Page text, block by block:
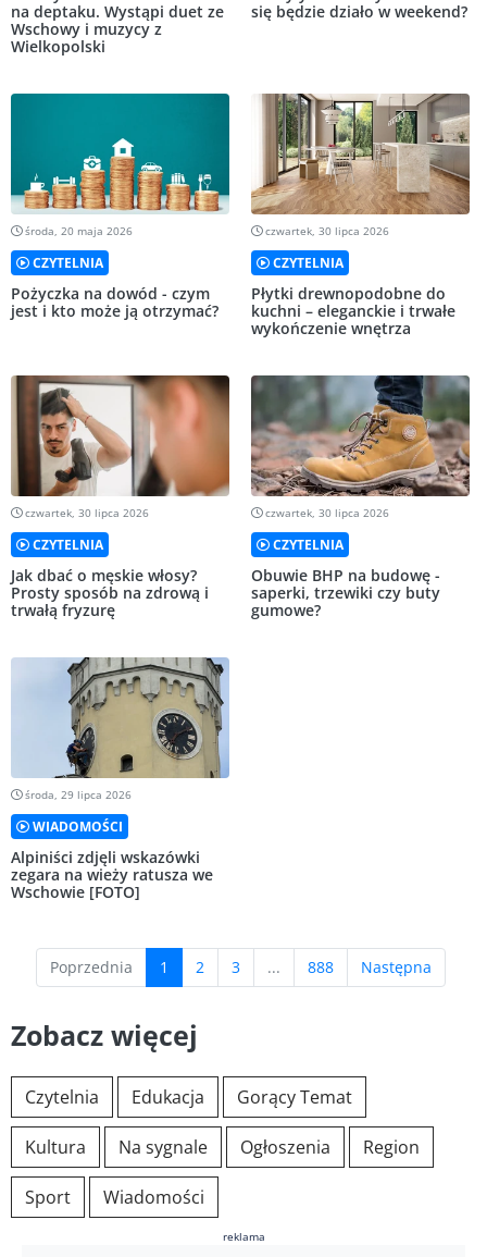
na deptaku. Wystąpi duet ze
Wschowy i muzycy z
Wielkopolski
się będzie działo w weekend?
środa, 20 maja 2026
CZYTELNIA
Pożyczka na dowód - czym
jest i kto może ją otrzymać?
czwartek, 30 lipca 2026
CZYTELNIA
Płytki drewnopodobne do
kuchni – eleganckie i trwałe
wykończenie wnętrza
czwartek, 30 lipca 2026
CZYTELNIA
Jak dbać o męskie włosy?
Prosty sposób na zdrową i
trwałą fryzurę
czwartek, 30 lipca 2026
CZYTELNIA
Obuwie BHP na budowę -
saperki, trzewiki czy buty
gumowe?
środa, 29 lipca 2026
WIADOMOŚCI
Alpiniści zdjęli wskazówki
zegara na wieży ratusza we
Wschowie [FOTO]
Poprzednia 1 (current)
2 3 ... 888 Następna
Zobacz więcej
Czytelnia Edukacja Gorący Temat
Kultura Na sygnale Ogłoszenia Region
Sport Wiadomości
reklama